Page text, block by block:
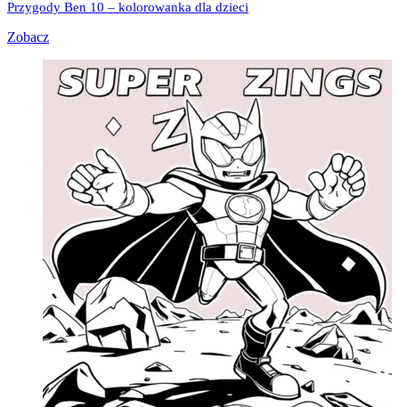
Przygody Ben 10 – kolorowanka dla dzieci
Zobacz